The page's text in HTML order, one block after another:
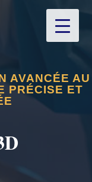
AVANCÉE AU
PRÉCISE ET